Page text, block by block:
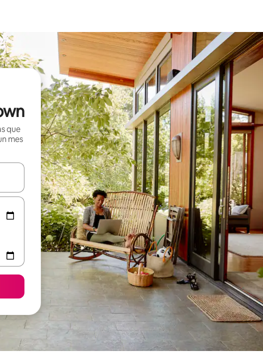
que
mes
con las teclas de flecha hacia arriba y hacia abajo o explorá deslizando el dedo.